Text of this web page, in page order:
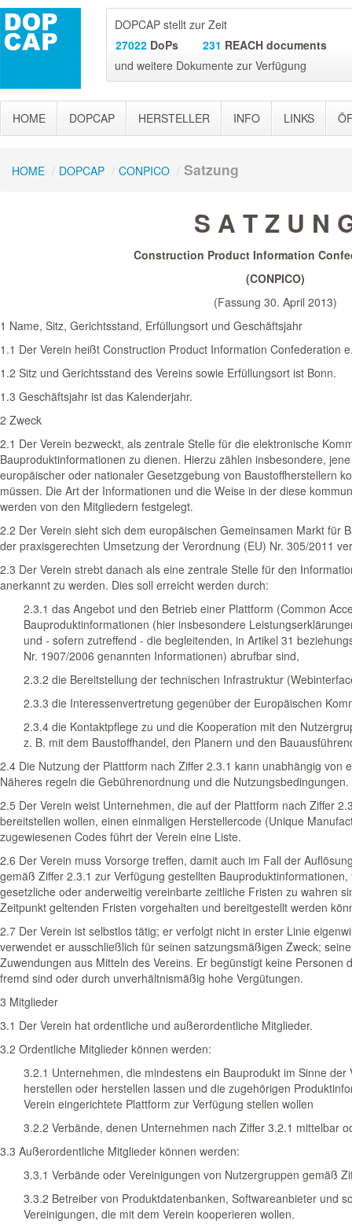
DOPCAP stellt zur Zeit
27022 DoPs 231 REACH documents
und weitere Dokumente zur Verfügung
HOME DOPCAP HERSTELLER INFO LINKS
HOME / DOPCAP / CONPICO / Satzung
S A T Z U N
Construction Product Information
(CONPICO)
(Fassung 30. April 2013)
1 Name, Sitz, Gerichtsstand, Erfüllungsort und Geschäftsjahr
1.1 Der Verein heißt Construction Product Information Confederation
1.2 Sitz und Gerichtsstand des Vereins sowie Erfüllungsort ist Bonn.
1.3 Geschäftsjahr ist das Kalenderjahr.
2 Zweck
2.1 Der Verein bezweckt, als zentrale Stelle für die elektronische
Bauproduktinformationen zu dienen. Hierzu zählen insbesondere,
europäischer oder nationaler Gesetzgebung von Baustoffherstellern
müssen. Die Art der Informationen und die Weise in der diese
werden von den Mitgliedern festgelegt.
2.2 Der Verein sieht sich dem europäischen Gemeinsamen Markt für
der praxisgerechten Umsetzung der Verordnung (EU) Nr. 305/2011
2.3 Der Verein strebt danach als eine zentrale Stelle für den
anerkannt zu werden. Dies soll erreicht werden durch:
2.3.1 das Angebot und den Betrieb einer Plattform (Common
Bauproduktinformationen (hier insbesondere
und - sofern zutreffend - die begleitenden, in Artikel 31
Nr. 1907/2006 genannten Informationen) abrufbar sind,
2.3.2 die Bereitstellung der technischen Infrastruktur
2.3.3 die Interessenvertretung gegenüber der Europäischen
2.3.4 die Kontaktpflege zu und die Kooperation mit den
z. B. mit dem Baustoffhandel, den Planern und den
2.4 Die Nutzung der Plattform nach Ziffer 2.3.1 kann unabhängig von
Näheres regeln die Gebührenordnung und die Nutzungs­bedingungen.
2.5 Der Verein weist Unternehmen, die auf der Plattform nach Ziffer
bereitstellen wollen, einen einmaligen Herstellercode (Unique
zugewiesenen Codes führt der Verein eine Liste.
2.6 Der Verein muss Vorsorge treffen, damit auch im Fall der
gemäß Ziffer 2.3.1 zur Verfügung gestellten
gesetzliche oder anderweitig vereinbarte zeitliche Fristen zu wahren
Zeitpunkt geltenden Fristen vorgehalten und bereitgestellt werden
2.7 Der Verein ist selbstlos tätig; er verfolgt nicht in erster Linie
verwendet er ausschließlich für seinen satzungsmäßigen Zweck;
Zuwendungen aus Mitteln des Vereins. Er begünstigt keine Personen
fremd sind oder durch unverhältnismäßig hohe Vergütungen.
3 Mitglieder
3.1 Der Verein hat ordentliche und außerordentliche Mitglieder.
3.2 Ordentliche Mitglieder können werden:
3.2.1 Unternehmen, die mindestens ein Bauprodukt im Sinne der
herstellen oder herstellen lassen und die zugehörigen
Verein eingerichtete Plattform zur Verfügung stellen wollen
3.2.2 Verbände, denen Unternehmen nach Ziffer 3.2.1 mittelbar
3.3 Außerordentliche Mitglieder können werden:
3.3.1 Verbände oder Vereinigungen von Nutzergruppen gemäß
3.3.2 Betreiber von Produktdatenbanken, Softwareanbieter und
Vereinigungen, die mit dem Verein kooperieren wollen.